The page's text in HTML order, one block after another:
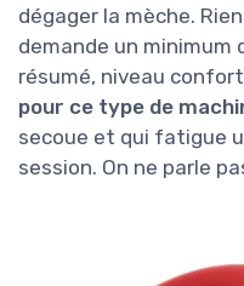
dégager la mèche.
demande un minimum
résumé, niveau
pour ce type de
secoue et qui fatigue
session. On ne parle